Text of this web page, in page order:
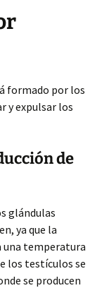
formado por los
y expulsar los
de
glándulas
ya que la
una temperatura
los testículos se
se producen